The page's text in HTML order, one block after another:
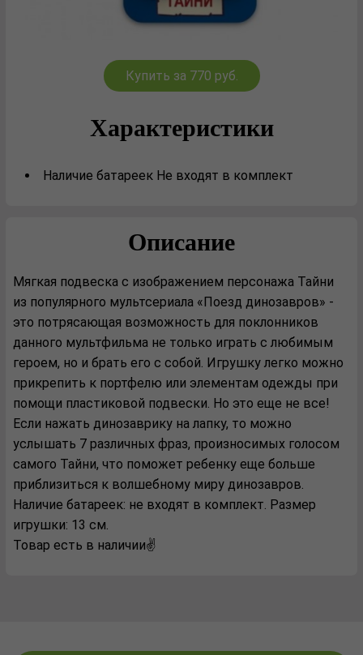
Купить за 770 руб.
Характеристики
Наличие батареек Не входят в комплект
Описание
Мягкая подвеска с изображением персонажа Тайни
из популярного мультсериала «Поезд динозавров» -
это потрясающая возможность для поклонников
данного мультфильма не только играть с любимым
героем, но и брать его с собой. Игрушку легко можно
прикрепить к портфелю или элементам одежды при
помощи пластиковой подвески. Но это еще не все!
Если нажать динозаврику на лапку, то можно
услышать 7 различных фраз, произносимых голосом
самого Тайни, что поможет ребенку еще больше
приблизиться к волшебному миру динозавров.
Наличие батареек: не входят в комплект. Размер
игрушки: 13 см.
Товар есть в наличии✌️